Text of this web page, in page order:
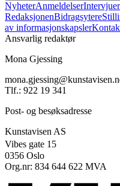
NyheterAnmeldelserIntervjuer
RedaksjonenBidragsytere
av informasjonskapsler
Ansvarlig redaktør
Mona Gjessing
Tlf.: 922 19 341
Post- og besøksadresse
Kunstavisen AS
Vibes gate 15
0356 Oslo
Org.nr: 834 644 622 MVA